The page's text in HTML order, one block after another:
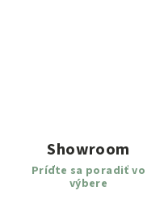
Showroom
Príďte sa poradiť vo
výbere